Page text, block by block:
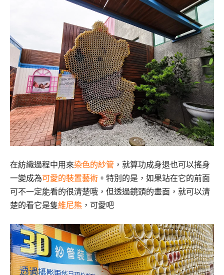
在紡織過程中用來染色的紗管 ，就算功成身退也可以搖身
一變成為可愛的裝置藝術 。特別的是，如果站在它的前面
可不一定能看的很清楚哦，但透過鏡頭的畫面，就可以清
楚的看它是隻維尼熊 ，可愛吧